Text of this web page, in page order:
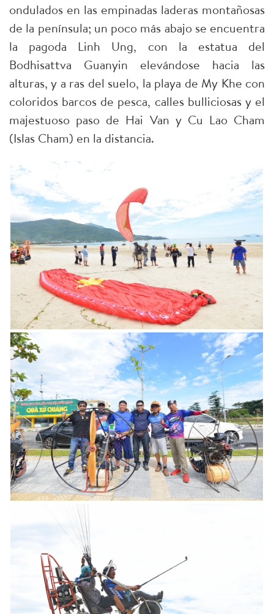
ondulados en las empinadas laderas montañosas
de la península; un poco más abajo se encuentra
la pagoda Linh Ung, con la estatua del
Bodhisattva Guanyin elevándose hacia las
alturas, y a ras del suelo, la playa de My Khe con
coloridos barcos de pesca, calles bulliciosas y el
majestuoso paso de Hai Van y Cu Lao Cham
(Islas Cham) en la distancia.